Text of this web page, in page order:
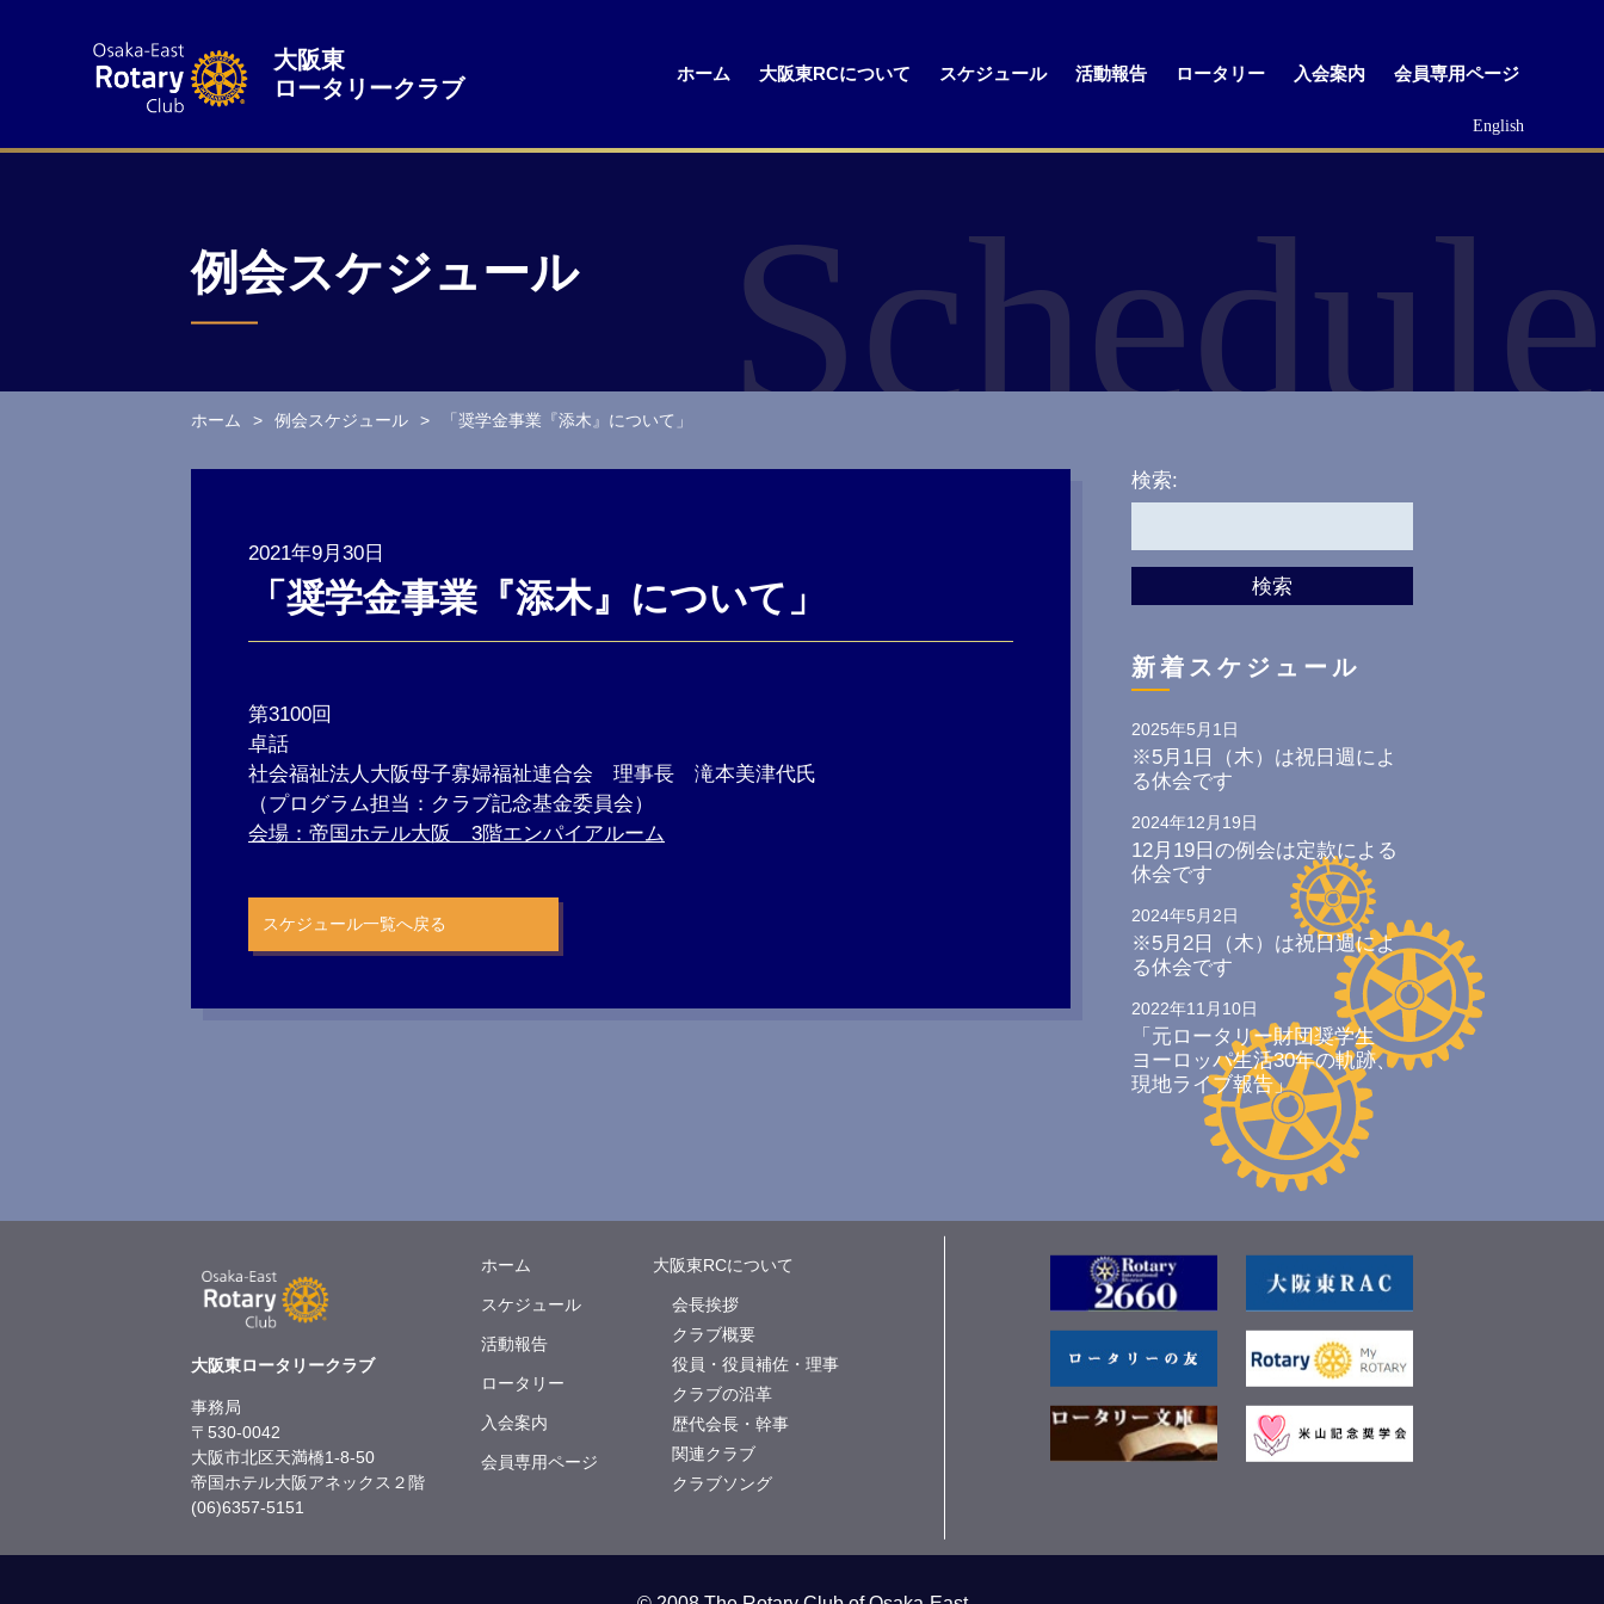
大阪東
ロータリークラブ
ホーム 大阪東RCについて スケジュール 活動報告 ロータリー 入会案内 会員専用ページ
English
例会スケジュール Schedule
ホーム 例会スケジュール 「奨学金事業『添木』について」
2021年9月30日
「奨学金事業『添木』について」
第3100回
卓話
社会福祉法人大阪母子寡婦福祉連合会 理事長 滝本美津代氏
（プログラム担当：クラブ記念基金委員会）
会場：帝国ホテル大阪 3階エンパイアルーム
スケジュール一覧へ戻る
検索:
検索
新着スケジュール
2025年5月1日
※5月1日（木）は祝日週によ
る休会です
2024年12月19日
12月19日の例会は定款による
休会です
2024年5月2日
※5月2日（木）は祝日週によ
る休会です
2022年11月10日
「元ロータリー財団奨学生
ヨーロッパ生活30年の軌跡、
現地ライブ報告」
大阪東ロータリークラブ
事務局
〒530-0042
大阪市北区天満橋1-8-50
帝国ホテル大阪アネックス２階
(06)6357-5151
ホーム
スケジュール
活動報告
ロータリー
入会案内
会員専用ページ
大阪東RCについて
会長挨拶
クラブ概要
役員・役員補佐・理事
クラブの沿革
歴代会長・幹事
関連クラブ
クラブソング